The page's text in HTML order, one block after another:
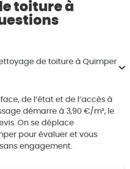
toiture à
de toiture à Quimper
de l’état et de l’accès à
démarre à 3,90 €/m², le
On se déplace
pour évaluer et vous
engagement.